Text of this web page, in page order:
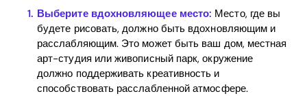
Выберите вдохновляющее место: Место, где вы
будете рисовать, должно быть вдохновляющим и
расслабляющим. Это может быть ваш дом, местная
арт-студия или живописный парк, окружение
должно поддерживать креативность и
способствовать расслабленной атмосфере.